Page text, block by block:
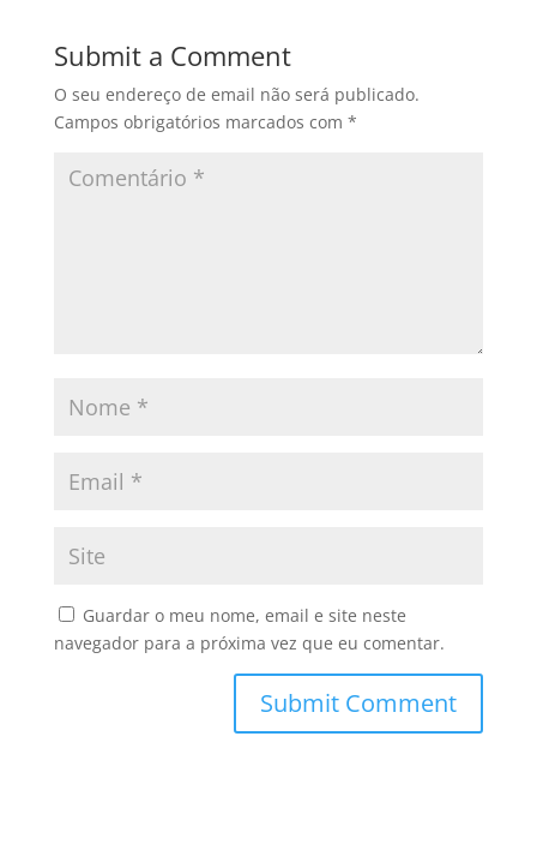
Submit a Comment
O seu endereço de email não será publicado.
Campos obrigatórios marcados com *
Guardar o meu nome, email e site neste
navegador para a próxima vez que eu comentar.